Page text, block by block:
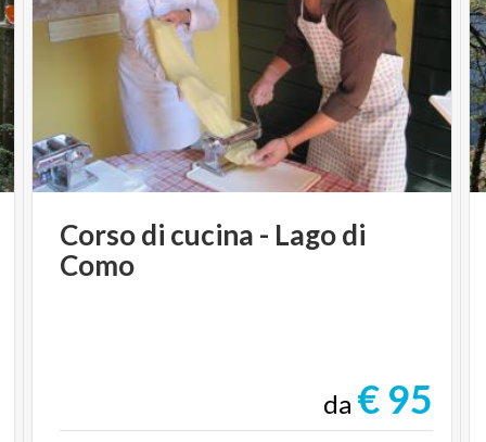
Corsodi cucina - Lagodi
Como
da € 95